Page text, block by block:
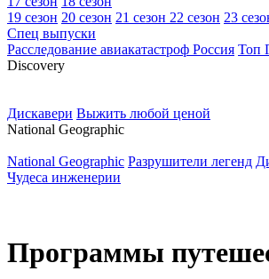
19 сезон 20 сезон 21 сезон 22 сезон 23
Спец выпуски
Расследование авиакатастроф Россия Топ
Discovery
Дискавери Выжить любой ценой
National Geographic
National Geographic Разрушители легенд
Чудеса инженерии
Программы